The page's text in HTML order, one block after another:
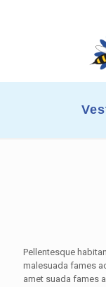
Pellentesque
malesuada fames
amet suada fames